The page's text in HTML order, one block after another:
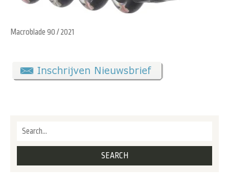
Macroblade 90 / 2021